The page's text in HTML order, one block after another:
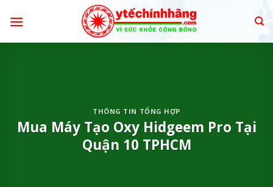
THÔNG TIN TỔNG HỢP
Mua Máy Tạo Oxy Hidgeem Pro Tại
Quận 10 TPHCM